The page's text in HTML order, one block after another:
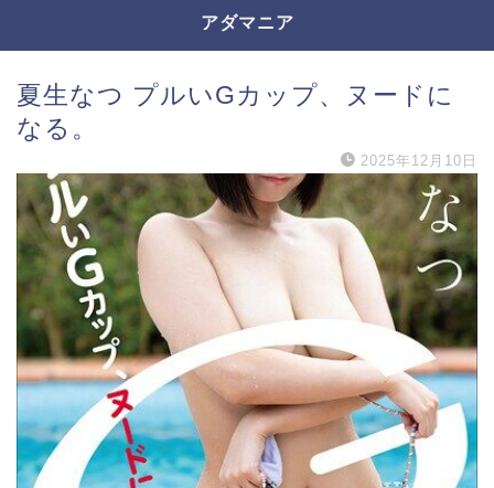
アダマニア
夏生なつ プルいGカップ、ヌードに
なる。
2025年12月10日